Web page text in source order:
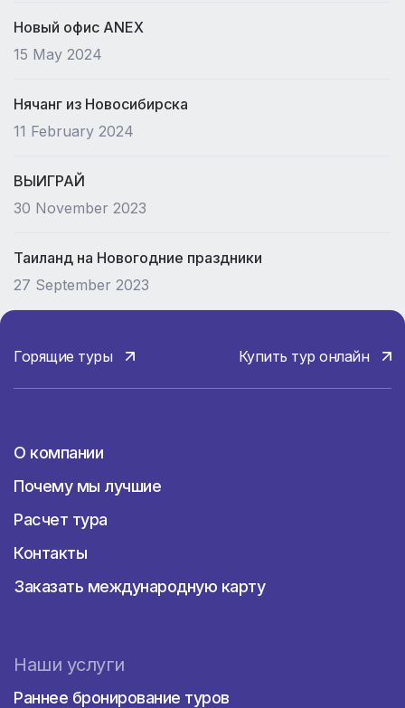
Новый офис ANEX
15 May 2024
Нячанг из Новосибирска
11 February 2024
ВЫИГРАЙ
30 November 2023
Таиланд на Новогодние праздники
27 September 2023
Горящие туры Купить тур онлайн
О компании
Почему мы лучшие
Расчет тура
Контакты
Заказать международную карту
Наши услуги
Раннее бронирование туров